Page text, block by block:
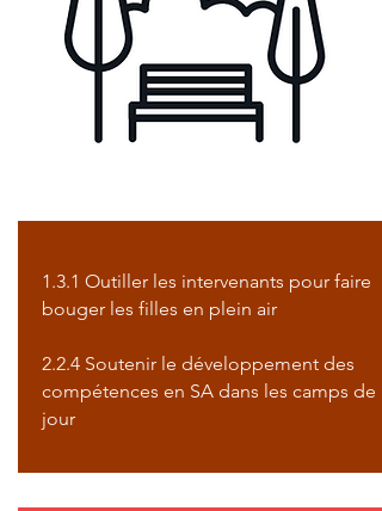
1.3.1 Outiller les intervenants pour faire
bouger les filles en plein air
2.2.4 Soutenir le développement des
compétences en SA dans les camps de
jour